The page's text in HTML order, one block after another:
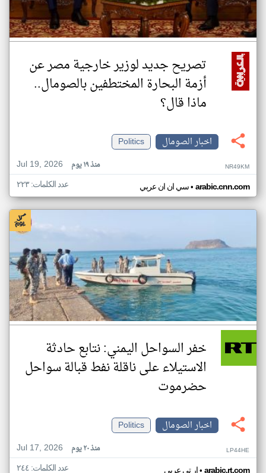
تصريح جديد لوزير خارجية مصر عن
أزمة البحارة المختطفين بالصومال..
ماذا قال؟
اخبار الصومال
Politics
Jul 19, 2026
منذ ١٩ يوم NR49KM
سي ان ان عربي• arabic.cnn.com عدد الكلمات: ٢٢٣
خفر السواحل اليمني: نتابع حادثة
الاستيلاء على ناقلة نفط قبالة سواحل
حضرموت
اخبار الصومال
Politics
Jul 17, 2026
منذ ٢٠ يوم LP44HE
ار تي عربي arabic.rt.com عدد الكلمات: ٢٤٤